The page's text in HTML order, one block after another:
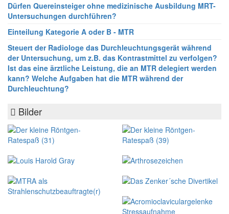
Dürfen Quereinsteiger ohne medizinische Ausbildung MRT-
Untersuchungen durchführen?
Einteilung Kategorie A oder B - MTR
Steuert der Radiologe das Durchleuchtungsgerät während
der Untersuchung, um z.B. das Kontrastmittel zu verfolgen?
Ist das eine ärztliche Leistung, die an MTR delegiert werden
kann? Welche Aufgaben hat die MTR während der
Durchleuchtung?
Bilder